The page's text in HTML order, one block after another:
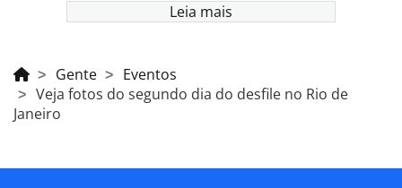
Leia mais
Gente
Eventos
Veja fotos do segundo dia do desfile no Rio de
Janeiro